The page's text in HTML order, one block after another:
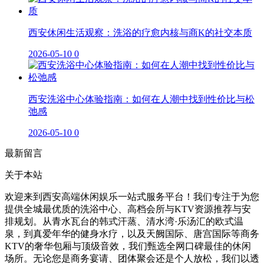
西安休闲生活观察：洗浴的疗愈内核与商K的社交本质
2026-05-10 0
西安洗浴中心体验指南：如何在人潮中找到性价比与松
弛感
2026-05-10 0
最新留言
关于本站
欢迎来到西安高端休闲娱乐一站式服务平台！我们专注于为您
提供全城最优质的洗浴中心、高档会所与KTV资源推荐与安
排规划。从青水瓦台的韩式汗蒸、清水湾·乐汤汇的欧式温
泉，到真爱年华的健身水疗，以及天阙国际、唐宫国际等商务
KTV的奢华包厢与顶级音效，我们甄选全网口碑最佳的休闲
场所。无论您是商务宴请、团体聚会还是个人放松，我们以透